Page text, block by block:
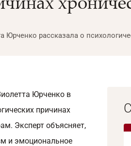
Юрченко рассказала о
Юрченко в
причинах
Эксперт объясняет,
и эмоциональное